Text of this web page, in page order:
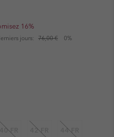
16%
jours: 76,00 € 0%
40 FR 42 FR 44 FR